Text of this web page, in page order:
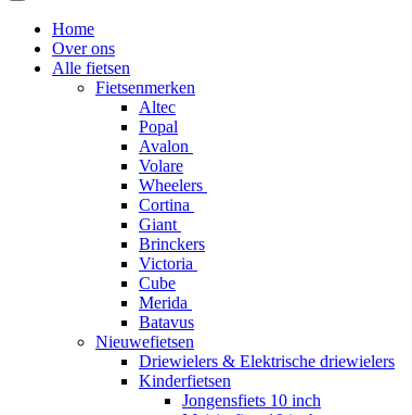
Home
Over ons
Alle fietsen
Fietsenmerken
Altec
Popal
Avalon
Volare
Wheelers
Cortina
Giant
Brinckers
Victoria
Cube
Merida
Batavus
Nieuwefietsen
Driewielers & Elektrische driewielers
Kinderfietsen
Jongensfiets 10 inch